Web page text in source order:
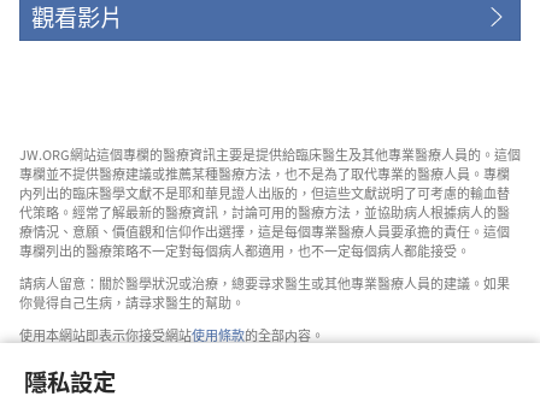
隱私設定
觀看影片
JW.ORG網站這個專欄的醫療資訊主要是提供給臨床醫生及其他專業醫療人員的。這個
專欄並不提供醫療建議或推薦某種醫療方法，也不是為了取代專業的醫療人員。專欄
内列出的臨床醫學文獻不是耶和華見證人出版的，但這些文獻説明了可考慮的輸血替
代策略。經常了解最新的醫療資訊，討論可用的醫療方法，並協助病人根據病人的醫
療情況、意願、價值觀和信仰作出選擇，這是每個專業醫療人員要承擔的責任。這個
專欄列出的醫療策略不一定對每個病人都適用，也不一定每個病人都能接受。
請病人留意：關於醫學狀況或治療，總要尋求醫生或其他專業醫療人員的建議。如果
你覺得自己生病，請尋求醫生的幫助。
使用本網站即表示你接受網站使用條款的全部内容。